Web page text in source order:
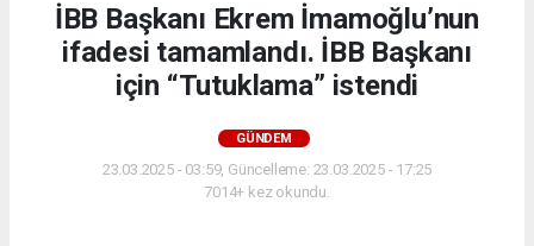
İBB Başkanı Ekrem İmamoğlu’nun
ifadesi tamamlandı. İBB Başkanı
için “Tutuklama” istendi
GÜNDEM
23.03.2025 - 03:59, Güncelleme: 23.03.2025 - 17:25
7014+ kez okundu.